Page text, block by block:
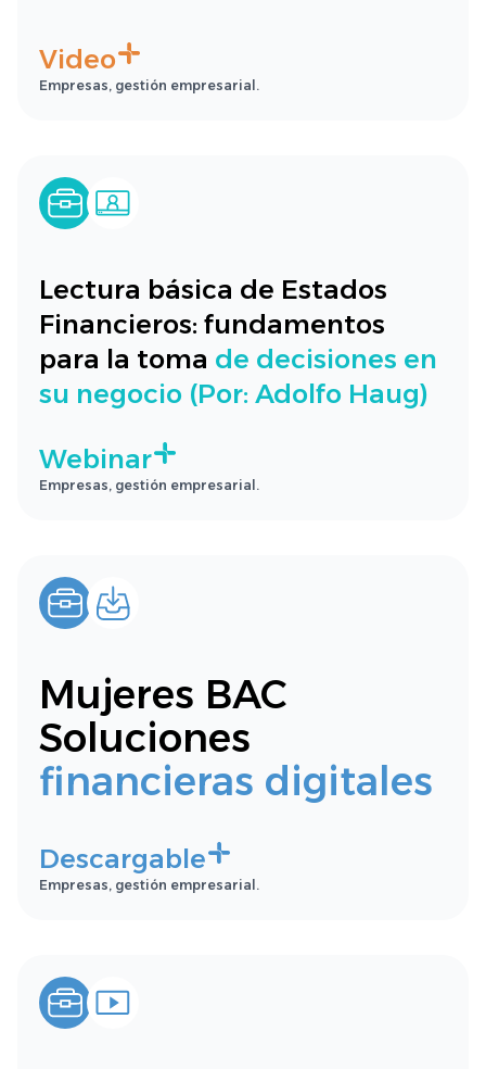
Video
Empresas, gestión empresarial.
Lectura básica de Estados
Financieros: fundamentos
para la toma de decisiones en
su negocio (Por: Adolfo Haug)
Webinar
Empresas, gestión empresarial.
Mujeres BAC
Soluciones
financieras digitales
Descargable
Empresas, gestión empresarial.